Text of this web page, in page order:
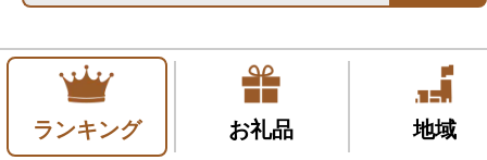
ランキング お礼品 地域